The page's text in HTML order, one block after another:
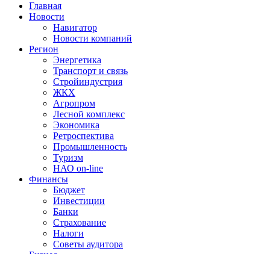
Главная
Новости
Навигатор
Новости компаний
Регион
Энергетика
Транспорт и связь
Стройиндустрия
ЖКХ
Агропром
Лесной комплекс
Экономика
Ретроспектива
Промышленность
Туризм
НАО on-line
Финансы
Бюджет
Инвестиции
Банки
Страхование
Налоги
Советы аудитора